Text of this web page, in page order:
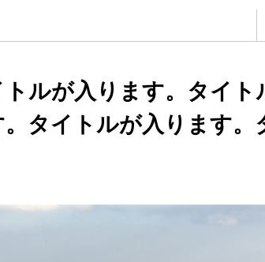
ルが入ります。タイト
タイトルが入ります。